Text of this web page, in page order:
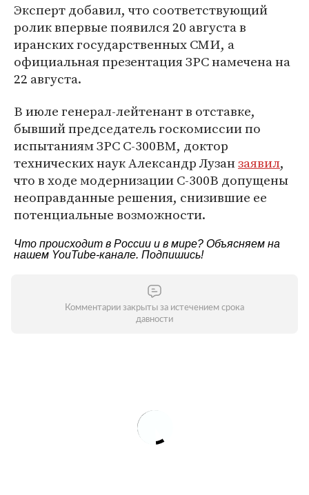
Эксперт добавил, что соответствующий
ролик впервые появился 20 августа в
иранских государственных СМИ, а
официальная презентация ЗРС намечена на
22 августа.
В июле генерал-лейтенант в отставке,
бывший председатель госкомиссии по
испытаниям ЗРС С-300ВМ, доктор
технических наук Александр Лузанзаявил,
что в ходе модернизации С-300В допущены
неоправданные решения, снизившие ее
потенциальные возможности.
Что происходит в России и в мире? Объясняем на
нашем YouTube-канале. Подпишись!
Комментарии закрыты за истечением срока
давности